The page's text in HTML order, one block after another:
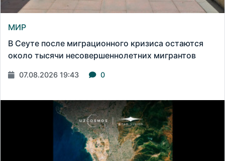
МИР
В Сеуте после миграционного кризиса остаются
около тысячи несовершеннолетних мигрантов
07.08.2026 19:43 0